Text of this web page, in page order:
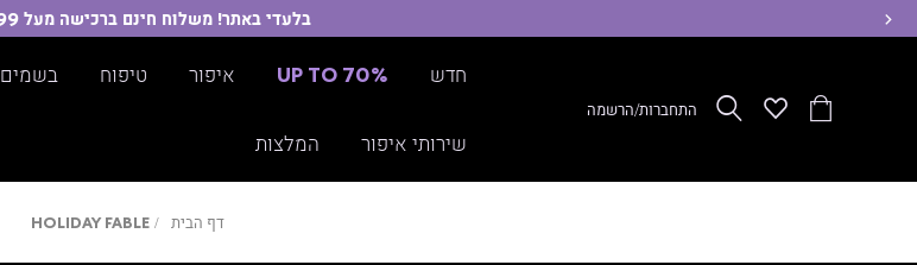
בלעדי באתר! משלוח חינם ברכישה מעל 199 ש"ח >>
הסל
Wishlistחפשהתחברות/הרשמה
חדש UP TO 70% איפור טיפוח בשמים
שירותי איפור המלצות
דף הבית
דף HOLIDAY FABLE